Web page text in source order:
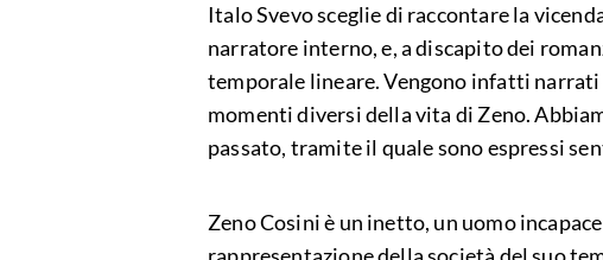
Italo Svevo sceglie di raccontare la
narratore interno, e, a discapito dei
temporale lineare. Vengono infatti
momenti diversi della vita di Zeno.
passato, tramite il quale sono espressi
Zeno Cosini è un inetto, un uomo